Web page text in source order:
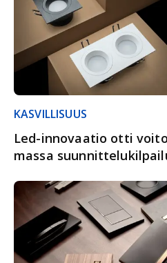
KASVILLISUUS
Led-innovaatio otti
massa